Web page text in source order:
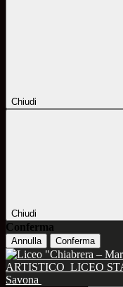
Chiudi
Chiudi
Conferma
Annulla Conferma
ARTISTICO LICEO
Savona